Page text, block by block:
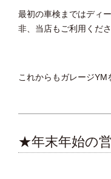
最初の車検まではディ
非、当店もご利用くださ
これからもガレージYM
★年末年始の